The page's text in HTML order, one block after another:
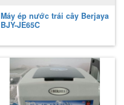
Máy ép nước trái cây Berjaya
BJY-JE65C